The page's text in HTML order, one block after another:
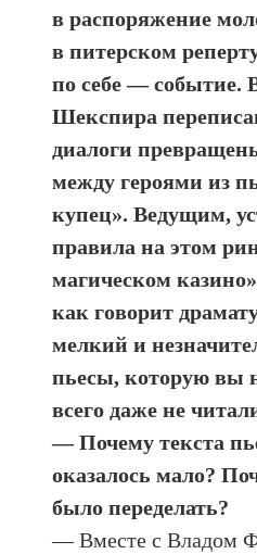
в распоряжение
в питерском
по себе — событие.
Шекспира
диалоги
между героями из
купец». Ведущим,
правила на этом
магическом
как говорит
мелкий и
пьесы, которую вы
всего даже не
— Почему текста
оказалось мало?
было переделать?
— Вместе с Владом